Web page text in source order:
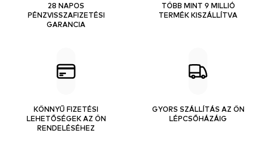
28 NAPOS
PÉNZVISSZAFIZETÉSI
GARANCIA
TÖBB MINT 9 MILLIÓ
TERMÉK KISZÁLLÍTVA
KÖNNYŰ FIZETÉSI
LEHETŐSÉGEK AZ ÖN
RENDELÉSÉHEZ
GYORS SZÁLLÍTÁS AZ ÖN
LÉPCSŐHÁZÁIG